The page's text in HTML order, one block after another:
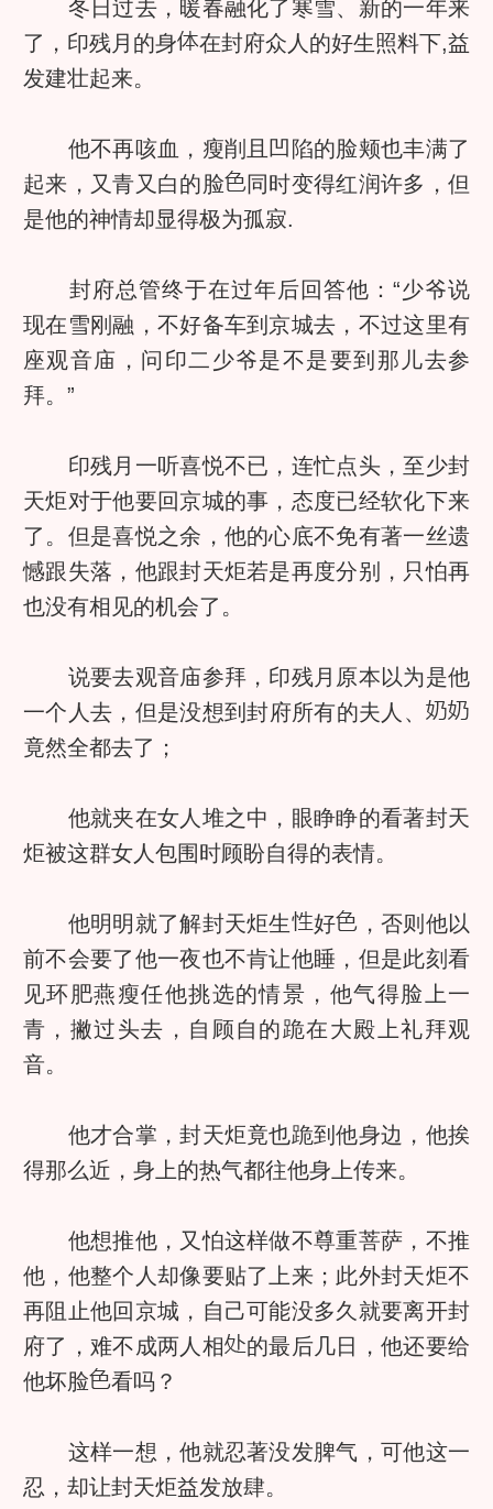
冬日过去，暖春融化了寒雪、新的一年来
了，印残月的身
在封府众人的好生照料下,益
发建壮起来。
他不再咳血，瘦削且凹陷的脸颊也丰满了
起来，又青又白的脸
同时变得红润许多，但
是他的神情却显得极为孤寂.
封府总管终于在过年后回答他：“少爷说
现在雪刚融，不好备车到京城去，不过这里有
座观音庙，问印二少爷是不是要到那儿去参
拜。”
印残月一听喜悦不已，连忙点头，至少封
天炬对于他要回京城的事，态度已经软化下来
了。但是喜悦之余，他的心底不免有著一丝遗
憾跟失落，他跟封天炬若是再度分别，只怕再
也没有相见的机会了。
说要去观音庙参拜，印残月原本以为是他
一个人去，但是没想到封府所有的夫人、
竟然全都去了；
他就夹在女人堆之中，眼睁睁的看著封天
炬被这群女人包围时顾盼自得的表情。
他明明就了解封天炬生 好
，否则他以
前不会要了他一夜也不肯让他睡，但是此刻看
见环肥燕瘦任他挑选的情景，他气得脸上一
青，撇过头去，自顾自的跪在大殿上礼拜观
音。
他才合掌，封天炬竟也跪到他身边，他挨
得那么近，身上的热气都往他身上传来。
他想推他，又怕这样做不尊重菩萨，不推
他，他整个人却像要贴了上来；此外封天炬不
再阻止他回京城，自己可能没多久就要离开封
府了，难不成两人相
的最后几日，他还要给
他坏脸
看吗？
这样一想，他就忍著没发脾气，可他这一
忍，却让封天炬益发放肆。